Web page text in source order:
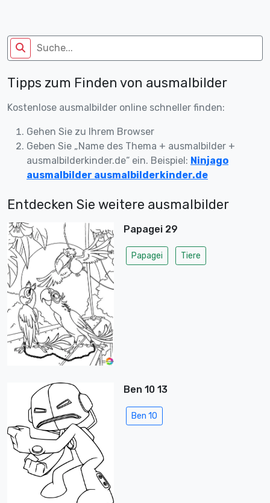
Tipps zum Finden von ausmalbilder
Kostenlose ausmalbilder online schneller finden:
Gehen Sie zu Ihrem Browser
Geben Sie „Name des Thema + ausmalbilder +
ausmalbilderkinder.de“ ein. Beispiel: Ninjago
ausmalbilder ausmalbilderkinder.de
Entdecken Sie weitere ausmalbilder
Papagei 29
Papagei Tiere
Ben 10 13
Ben 10